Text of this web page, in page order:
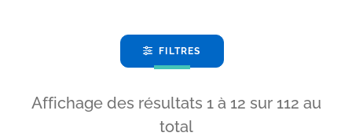
FILTRES
Affichage des résultats 1à 12 sur 112 au
total